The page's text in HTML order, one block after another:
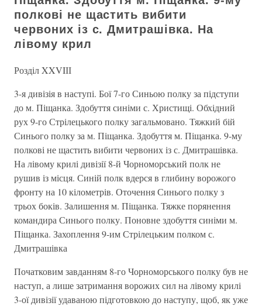
полкові не щастить вибити
червоних із с. Дмитрашівка. На
лівому крил
Розділ XXVIІІ
3-я дивізія в наступі. Бої 7-го Синьою полку за підступи
до м. Піщанка. Здобуття синіми с. Христищі. Обхідний
рух 9-го Стрілецького полку загальмовано. Тяжкий бій
Синього полку за м. Піщанка. Здобуття м. Піщанка. 9-му
полкові не щастить вибити червоних із с. Дмитрашівка.
На лівому крилі дивізії 8-й Чорноморський полк не
рушив із місця. Синій полк вдерся в глибину ворожого
фронту на 10 кілометрів. Оточення Синього полку з
трьох боків. Залишення м. Піщанка. Тяжке порянення
командира Синього полку. Поновне здобуття синіми м.
Піщанка. Захоплення 9-им Стрілецьким полком с.
Дмитрашівка
Початковим завданням 8-го Чорноморського полку був не
наступ, а лише затримання ворожих сил на лівому крилі
3-ої дивізії удаваною підготовкою до наступу, щоб, як уже